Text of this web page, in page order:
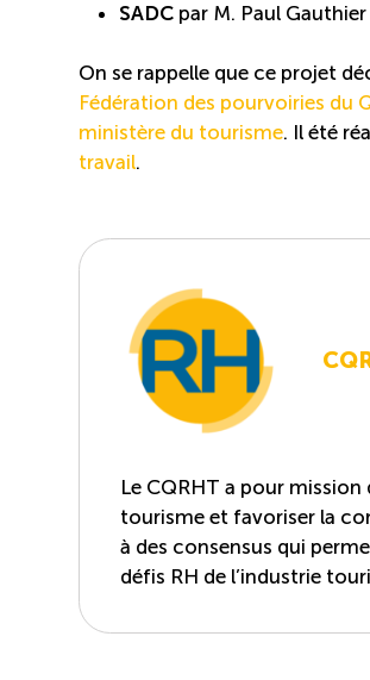
SADC par M. Paul
On se rappelle que ce projet
Fédération des pourvoiries du
ministère du tourisme. Il été
travail.
Le CQRHT a pour mission
tourisme et favoriser la
à des consensus qui
défis RH de l’industrie